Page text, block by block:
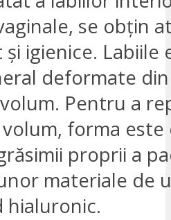
se obțin
igienice. Labiile
deformate
Pentru a
forma
proprii a
materiale de
hialuronic.